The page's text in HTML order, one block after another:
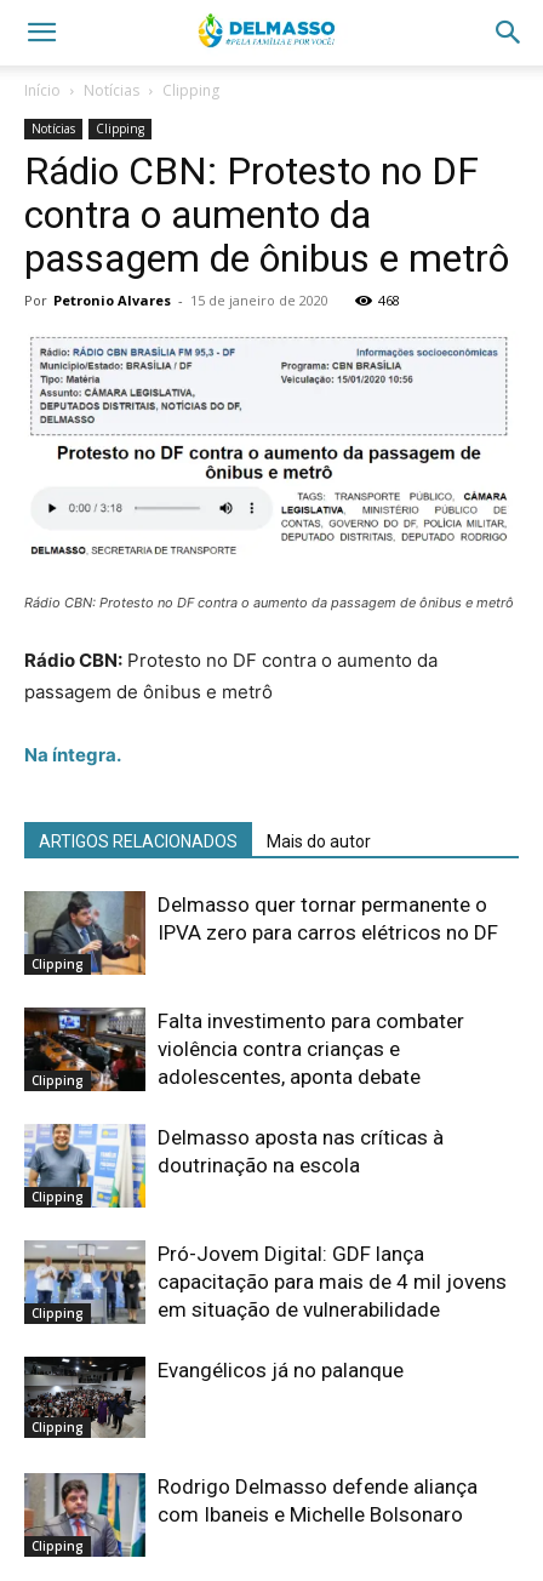
Início Notícias Clipping
Notícias Clipping
Rádio CBN: Protesto no DF
contra o aumento da
passagem de ônibus e metrô
Por Petronio Alvares - 15 de janeiro de 2020 468
Rádio CBN: Protesto no DF contra o aumento da passagem de ônibus e metrô
Rádio CBN: Protesto no DF contra o aumento da
passagem de ônibus e metrô
Na íntegra.
ARTIGOS RELACIONADOS Mais do autor
Clipping
Delmasso quer tornar permanente o
IPVA zero para carros elétricos no DF
Clipping
Falta investimento para combater
violência contra crianças e
adolescentes, aponta debate
Clipping
Delmasso aposta nas críticas à
doutrinação na escola
Clipping
Pró-Jovem Digital: GDF lança
capacitação para mais de 4 mil jovens
em situação de vulnerabilidade
Clipping
Evangélicos já no palanque
Clipping
Rodrigo Delmasso defende aliança
com Ibaneis e Michelle Bolsonaro